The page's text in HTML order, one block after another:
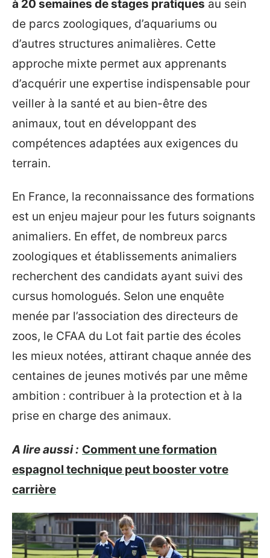
à 20 semaines de stages pratiques au sein
de parcs zoologiques, d’aquariums ou
d’autres structures animalières. Cette
approche mixte permet aux apprenants
d’acquérir une expertise indispensable pour
veiller à la santé et au bien-être des
animaux, tout en développant des
compétences adaptées aux exigences du
terrain.
En France, la reconnaissance des formations
est un enjeu majeur pour les futurs soignants
animaliers. En effet, de nombreux parcs
zoologiques et établissements animaliers
recherchent des candidats ayant suivi des
cursus homologués. Selon une enquête
menée par l’association des directeurs de
zoos, le CFAA du Lot fait partie des écoles
les mieux notées, attirant chaque année des
centaines de jeunes motivés par une même
ambition : contribuer à la protection et à la
prise en charge des animaux.
A lire aussi : Comment une formation
espagnol technique peut booster votre
carrière